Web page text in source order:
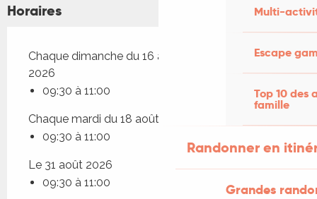
Multi-
Escape
Top 10 des
famille
Randonner en
Grandes
Horaires
Chaque dimanche du 16 août 2026 au 23 août
2026
09:30 à 11:00
Chaque mardi du 18 août 2026 au 25 août 2026
09:30 à 11:00
Le 31 août 2026
09:30 à 11:00